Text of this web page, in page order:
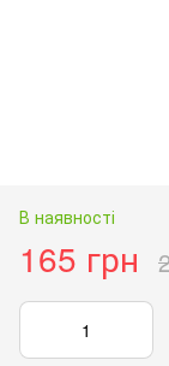
В наявності
165 грн